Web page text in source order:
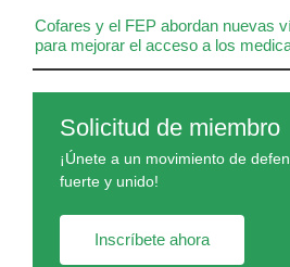
Cofares y el FEP abordan nuevas
para mejorar el acceso a los
Solicitud de miembro
¡Únete a un movimiento de
fuerte y unido!
Inscríbete ahora